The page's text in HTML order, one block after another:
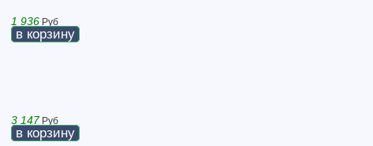
1 936 Руб
в корзину
3 147 Руб
в корзину